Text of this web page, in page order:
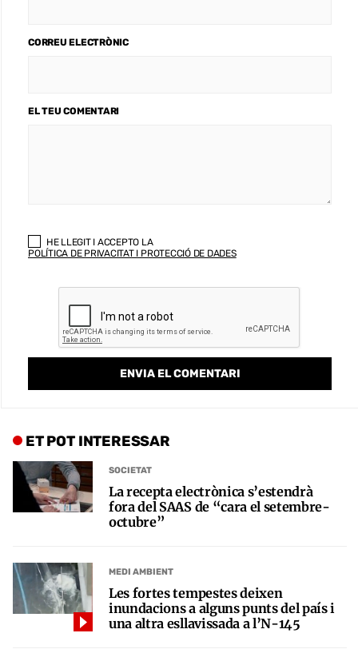
CORREU ELECTRÒNIC
EL TEU COMENTARI
HE LLEGIT I ACCEPTO LA
POLÍTICA DE PRIVACITAT I PROTECCIÓ DE DADES
ET POT INTERESSAR
SOCIETAT
La recepta electrònica s’estendrà
fora del SAAS de “cara el setembre-
octubre”
MEDI AMBIENT
Les fortes tempestes deixen
inundacions a alguns punts del país i
una altra esllavissada a l’N-145